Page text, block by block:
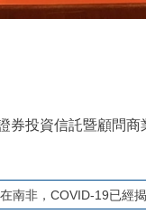
券投資信託暨顧問商